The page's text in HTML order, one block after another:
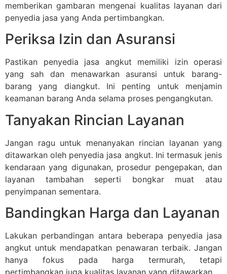
memberikan gambaran mengenai kualitas layanan dari
penyedia jasa yang Anda pertimbangkan.
Periksa Izin dan Asuransi
Pastikan penyedia jasa angkut memiliki izin operasi
yang sah dan menawarkan asuransi untuk barang-
barang yang diangkut. Ini penting untuk menjamin
keamanan barang Anda selama proses pengangkutan.
Tanyakan Rincian Layanan
Jangan ragu untuk menanyakan rincian layanan yang
ditawarkan oleh penyedia jasa angkut. Ini termasuk jenis
kendaraan yang digunakan, prosedur pengepakan, dan
layanan tambahan seperti bongkar muat atau
penyimpanan sementara.
Bandingkan Harga dan Layanan
Lakukan perbandingan antara beberapa penyedia jasa
angkut untuk mendapatkan penawaran terbaik. Jangan
hanya fokus pada harga termurah, tetapi